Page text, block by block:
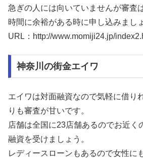
急ぎの人には向いていませんが審査
時間に余裕がある時に申し込みまし
URL：http://www.momiji24.jp/
神奈川の街金エイワ
エイワは対面融資なので気軽に借り
りも審査が甘いです。
店舗は全国に23店舗あるのでお近く
融資を受けましょう。
レディースローンもあるので女性に